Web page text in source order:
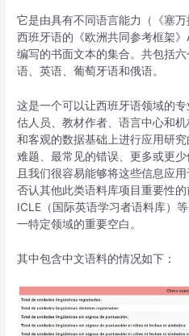
它是由具有不同语言能力（《塞
西班牙语的《欧洲共同参考框架
编写的书面文本的集合。共包括
语、英语、葡萄牙语和俄语。
这是一个可以让西班牙语领域的
估人员、教材作者、语言中心和
和客观的数据基础上进行应用研
难题、最常见的错误、更多或更
且我们很容易能够将这些信息应
否认其他此类语料库项目重要性
ICLE（国际英语学习者语料库）
一特定领域的重要空白。
其中包含中文语料的情况如下：